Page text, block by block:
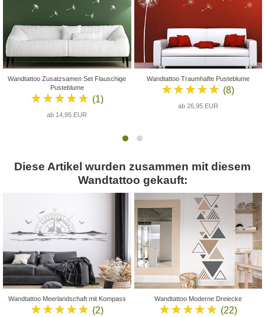
Wandtattoo Zusatzsamen Set Flauschige
Pusteblume
★★★★★ (1)
ab 14,95 EUR
Wandtattoo Traumhafte Pusteblume
★★★★★ (8)
ab 26,95 EUR
Diese Artikel wurden zusammen mit diesem
Wandtattoo gekauft:
Wandtattoo Meerlandschaft mit Kompass
★★★★★ (2)
Wandtattoo Moderne Dreiecke
★★★★★ (22)